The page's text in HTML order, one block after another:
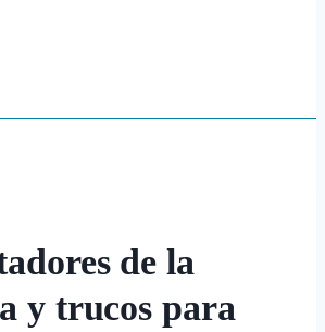
de la
y trucos para